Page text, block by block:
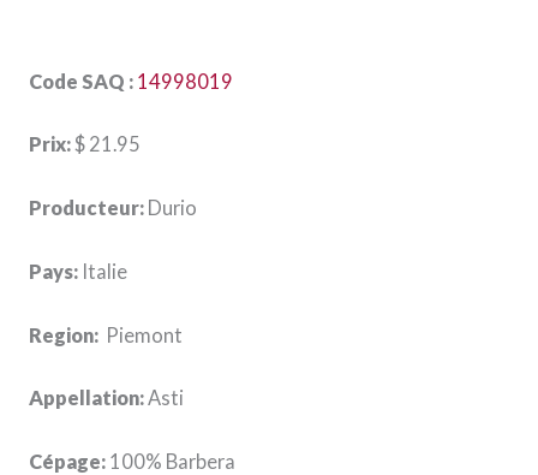
Code SAQ : 14998019
Prix:$ 21.95
Producteur: Durio
Pays: Italie
Region: Piemont
Appellation:Asti
Cépage: 100% Barbera